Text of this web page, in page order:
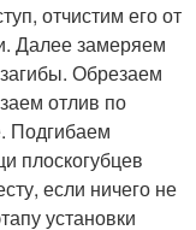
отчистим его от
Далее замеряем
Обрезаем
отлив по
Подгибаем
плоскогубцев
если ничего не
установки